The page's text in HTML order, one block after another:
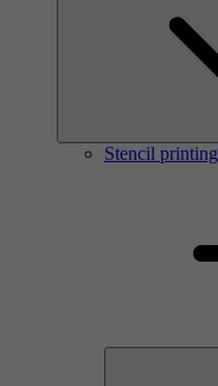
Stencil printing